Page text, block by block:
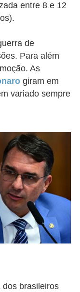
entre 8 e 12
de
Para além
As
giram em
variado sempre
dos brasileiros